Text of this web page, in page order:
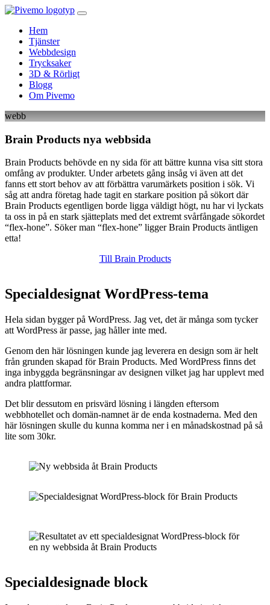
Hem
Tjänster
Webbdesign
Trycksaker
3D & Rörligt
Blogg
Om Pivemo
webb
Brain Products nya webbsida
Brain Products behövde en ny sida för att bättre kunna visa sitt stora
omfång av produkter. Under arbetets gång insåg vi även att det
fanns ett stort behov av att förbättra varumärkets position i sök. Vi
såg att andra företag hade tagit en starkare position på sökort där
Brain Products egentligen borde ligga väldigt högt, nu har vi lyckats
ta oss in på en stark sjätteplats med det extremt svårfångade sökordet
“flex-hone”. Söker man “flex-hone” ligger Brain Products äntligen
etta!
Till Brain Products
Specialdesignat WordPress-tema
Hela sidan bygger på WordPress. Jag vet, det är många som tycker
att WordPress är passe, jag håller inte med.
Genom den här lösningen kunde jag leverera en design som är helt
från grunden skapad för Brain Products. Med WordPress finns det
inga inbyggda begränsningar av designen vilket jag har upplevt med
andra plattformar.
Det blir dessutom en prisvärd lösning i längden eftersom
webbhotellet och domän-namnet är de enda kostnaderna. Med den
här lösningen skulle du kunna komma ner i en månadskostnad på så
lite som 30kr.
Specialdesignade block